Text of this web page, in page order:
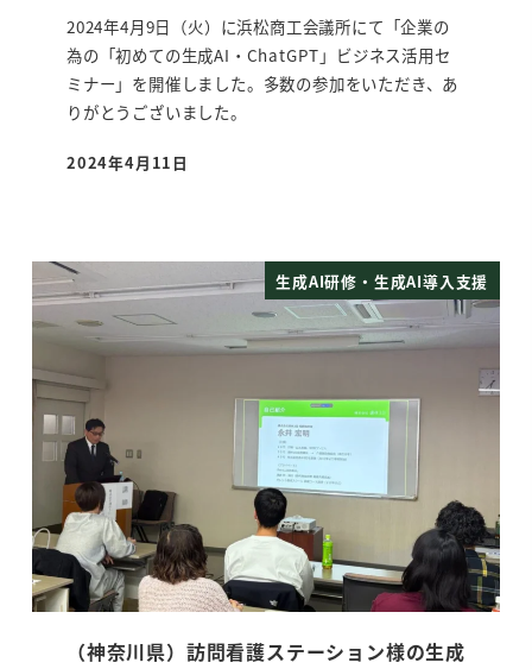
2024年4月9日（火）に浜松商工会議所にて「企業の
為の「初めての生成AI・ChatGPT」ビジネス活用セ
ミナー」を開催しました。多数の参加をいただき、あ
りがとうございました。
投稿日
2024年4月11日
生成AI研修・生成AI導入支援
（神奈川県）訪問看護ステーション様の生成